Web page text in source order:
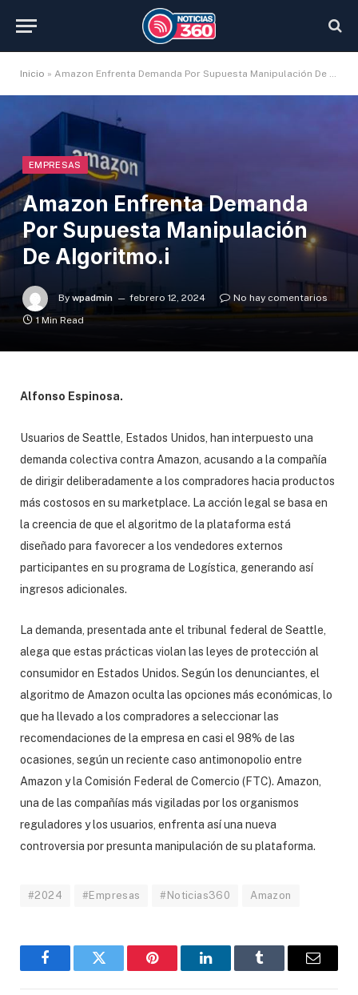
Inicio » Amazon Enfrenta Demanda Por Supuesta Manipulación De Algoritmo.i
EMPRESAS
Amazon Enfrenta Demanda
Por Supuesta Manipulación
De Algoritmo.i
By wpadmin febrero 12, 2024
No hay comentarios
1 Min Read
Alfonso Espinosa.
Usuarios de Seattle, Estados Unidos, han interpuesto una
demanda colectiva contra Amazon, acusando a la compañía
de dirigir deliberadamente a los compradores hacia productos
más costosos en su marketplace. La acción legal se basa en
la creencia de que el algoritmo de la plataforma está
diseñado para favorecer a los vendedores externos
participantes en su programa de Logística, generando así
ingresos adicionales.
La demanda, presentada ante el tribunal federal de Seattle,
alega que estas prácticas violan las leyes de protección al
consumidor en Estados Unidos. Según los denunciantes, el
algoritmo de Amazon oculta las opciones más económicas, lo
que ha llevado a los compradores a seleccionar las
recomendaciones de la empresa en casi el 98% de las
ocasiones, según un reciente caso antimonopolio entre
Amazon y la Comisión Federal de Comercio (FTC). Amazon,
una de las compañías más vigiladas por los organismos
reguladores y los usuarios, enfrenta así una nueva
controversia por presunta manipulación de su plataforma.
#2024 #Empresas #Noticias360 Amazon
FacebookTwitter Pinterest LinkedInTumblr Email